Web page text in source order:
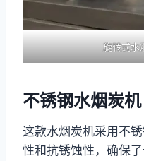
旋转式水
不锈钢水烟炭机
这款水烟炭机采用不
性和抗锈蚀性，确保